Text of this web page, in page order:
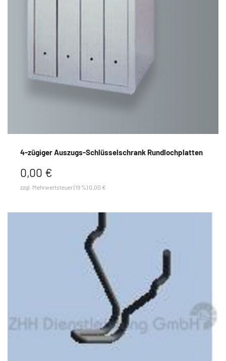
4-zügiger Auszugs-Schlüsselschrank Rundlochplatten
0,00 €
zzgl. Mehrwertsteuer (19 %) 0,00 €